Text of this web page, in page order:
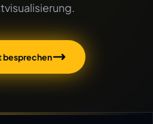
besprechen